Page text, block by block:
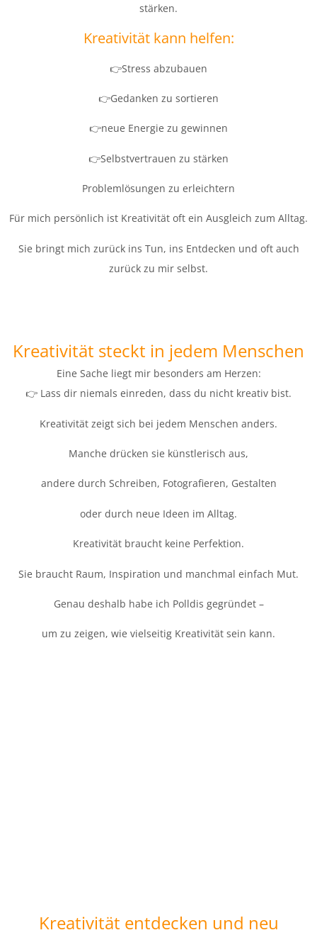
stärken.
Kreativität kann helfen:
👉Stress abzubauen
👉Gedanken zu sortieren
👉neue Energie zu gewinnen
👉Selbstvertrauen zu stärken
Problemlösungen zu erleichtern
Für mich persönlich ist Kreativität oft ein Ausgleich zum Alltag.
Sie bringt mich zurück ins Tun, ins Entdecken und oft auch
zurück zu mir selbst.
Kreativität steckt in jedem Menschen
Eine Sache liegt mir besonders am Herzen:
👉 Lass dir niemals einreden, dass du nicht kreativ bist.
Kreativität zeigt sich bei jedem Menschen anders.
Manche drücken sie künstlerisch aus,
andere durch Schreiben, Fotografieren, Gestalten
oder durch neue Ideen im Alltag.
Kreativität braucht keine Perfektion.
Sie braucht Raum, Inspiration und manchmal einfach Mut.
Genau deshalb habe ich Polldis gegründet –
um zu zeigen, wie vielseitig Kreativität sein kann.
Kreativität entdecken und neu